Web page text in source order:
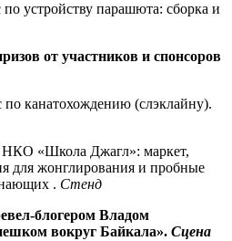
устройству парашюта: сборка и
от участников и спонсоров
канатохождению (слэклайну).
«Школа Джагл»: маркет,
для жонглирования и пробные
. Стенд
блогером Владом
вокруг Байкала». Сцена